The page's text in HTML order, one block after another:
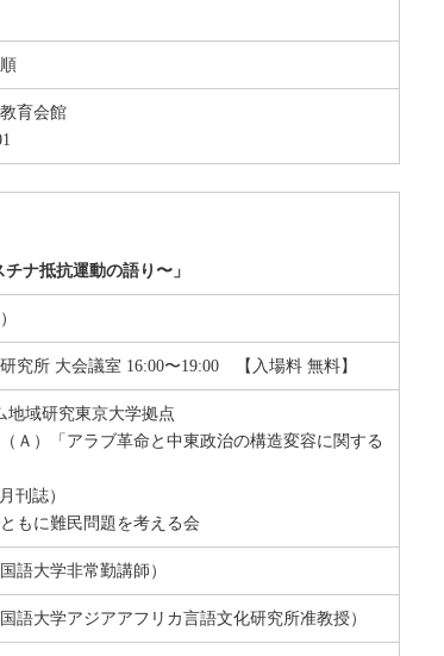
育会館
ナ抵抗運動の語り〜」
究所 大会議室 16:00〜19:00 【入場料 無料】
地域研究東京大学拠点
Ａ）「アラブ革命と中東政治の構造変容に関する
刊誌）
もに難民問題を考える会
語大学非常勤講師）
語大学アジアアフリカ言語文化研究所准教授）